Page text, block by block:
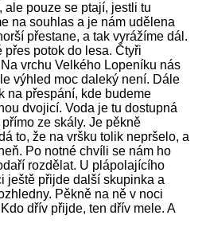
ale pouze se ptají, jestli tu
na souhlas a je nám udělena
přestane, a tak vyrážíme dál.
potok do lesa. Čtyři
vrchu Velkého Lopeníku nás
výhled moc daleký není. Dále
na přespání, kde budeme
dvojicí. Voda je tu dostupná
ze skály. Je pěkně
to, že na vršku tolik nepršelo, a
Po notné chvíli se nám ho
rozdělat. U plápolajícího
ještě přijde další skupinka a
Pěkně na ně v noci
dřív přijde, ten dřív mele. A